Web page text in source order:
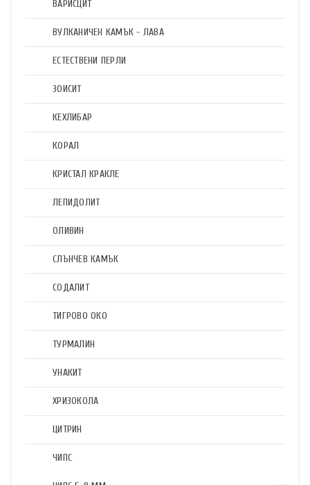
ВАРИСЦИТ
ВУЛКАНИЧЕН КАМЪК - ЛАВА
ЕСТЕСТВЕНИ ПЕРЛИ
ЗОИСИТ
КЕХЛИБАР
КОРАЛ
КРИСТАЛ КРАКЛЕ
ЛЕПИДОЛИТ
ОЛИВИН
СЛЪНЧЕВ КАМЪК
СОДАЛИТ
ТИГРОВО ОКО
ТУРМАЛИН
УНАКИТ
ХРИЗОКОЛА
ЦИТРИН
ЧИПС